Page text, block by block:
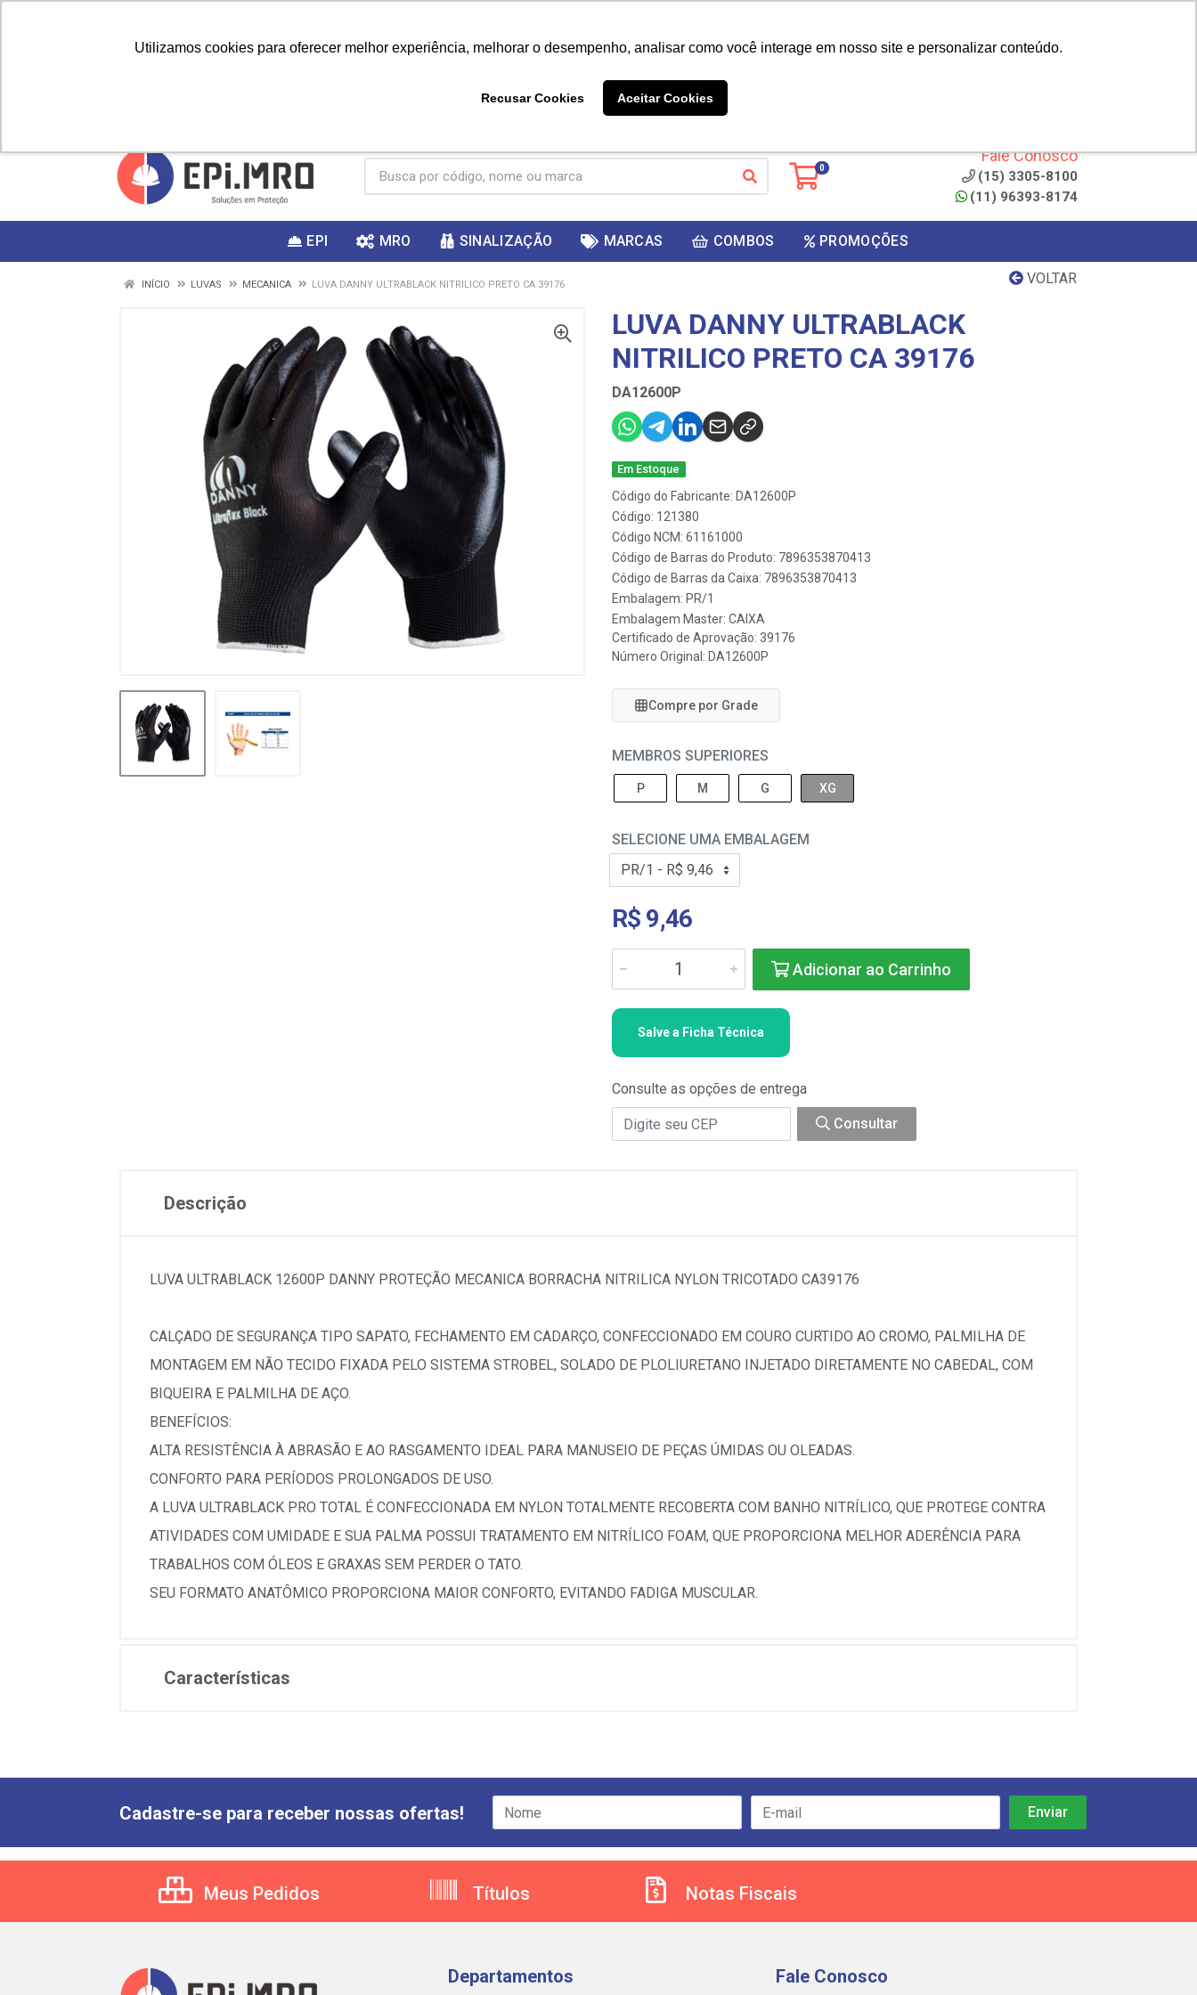
Utilizamos cookies para oferecer melhor experiência, melhorar o desempenho, analisar como você interage em nosso site e personalizar conteúdo.
Recusar Cookies Aceitar Cookies
ganhar
0
Fale Conosco
(15) 3305-8100
(11) 96393-8174
EPI MRO SINALIZAÇÃO MARCAS COMBOS PROMOÇÕES
VOLTAR
INÍCIO LUVAS MECANICA LUVA DANNY ULTRABLACK NITRILICO PRETO CA 39176
LUVA DANNY ULTRABLACK
NITRILICO PRETO CA 39176
DA12600P
Em Estoque
Código do Fabricante: DA12600P
Código: 121380
Código NCM: 61161000
Código de Barras do Produto: 7896353870413
Código de Barras da Caixa: 7896353870413
Embalagem: PR/1
Embalagem Master: CAIXA
Certificado de Aprovação: 39176
Número Original: DA12600P
Compre por Grade
MEMBROS SUPERIORES
P M G XG
SELECIONE UMA EMBALAGEM
R$ 9,46
Adicionar ao Carrinho
Salve a Ficha Técnica
Consulte as opções de entrega
Consultar
Descrição
LUVA ULTRABLACK 12600P DANNY PROTEÇÃO MECANICA BORRACHA NITRILICA NYLON TRICOTADO CA39176
CALÇADO DE SEGURANÇA TIPO SAPATO, FECHAMENTO EM CADARÇO, CONFECCIONADO EM COURO CURTIDO AO CROMO, PALMILHA DE
MONTAGEM EM NÃO TECIDO FIXADA PELO SISTEMA STROBEL, SOLADO DE PLOLIURETANO INJETADO DIRETAMENTE NO CABEDAL, COM
BIQUEIRA E PALMILHA DE AÇO.
BENEFÍCIOS:
ALTA RESISTÊNCIA À ABRASÃO E AO RASGAMENTO IDEAL PARA MANUSEIO DE PEÇAS ÚMIDAS OU OLEADAS.
CONFORTO PARA PERÍODOS PROLONGADOS DE USO.
A LUVA ULTRABLACK PRO TOTAL É CONFECCIONADA EM NYLON TOTALMENTE RECOBERTA COM BANHO NITRÍLICO, QUE PROTEGE CONTRA
ATIVIDADES COM UMIDADE E SUA PALMA POSSUI TRATAMENTO EM NITRÍLICO FOAM, QUE PROPORCIONA MELHOR ADERÊNCIA PARA
TRABALHOS COM ÓLEOS E GRAXAS SEM PERDER O TATO.
SEU FORMATO ANATÔMICO PROPORCIONA MAIOR CONFORTO, EVITANDO FADIGA MUSCULAR.
Características
Cadastre-se para receber nossas ofertas!
Meus Pedidos Títulos Notas Fiscais
Departamentos Fale Conosco